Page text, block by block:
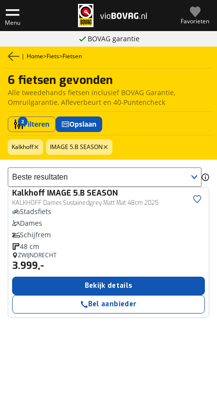
Menu Favorieten
BOVAG garantie
| Home>Fiets>Fietsen
6 fietsen gevonden
Alle tweedehands fietsen inclusief BOVAG Garantie,
Omruilgarantie, Afleverbeurt en 40-Puntencheck
2Filteren Opslaan
Kalkhoff IMAGE 5.B SEASON
Sorteer resultaten
Kalkhoff IMAGE 5.B SEASON
KALKHOFF Dames Sustainedgrey Matt Mat 48cm 2025
Stadsfiets
Dames
Schijfrem
48 cm
ZWIJNDRECHT
3.999,-
Bekijk details
Bel aanbieder